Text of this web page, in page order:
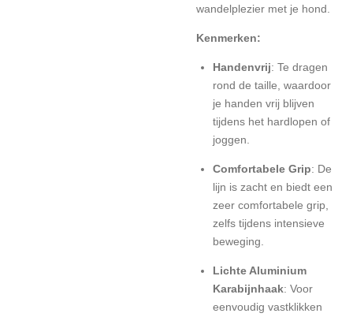
wandelplezier met je hond.
Kenmerken:
Handenvrij: Te dragen
rond de taille, waardoor
je handen vrij blijven
tijdens het hardlopen of
joggen.
Comfortabele Grip: De
lijn is zacht en biedt een
zeer comfortabele grip,
zelfs tijdens intensieve
beweging.
Lichte Aluminium
Karabijnhaak: Voor
eenvoudig vastklikken